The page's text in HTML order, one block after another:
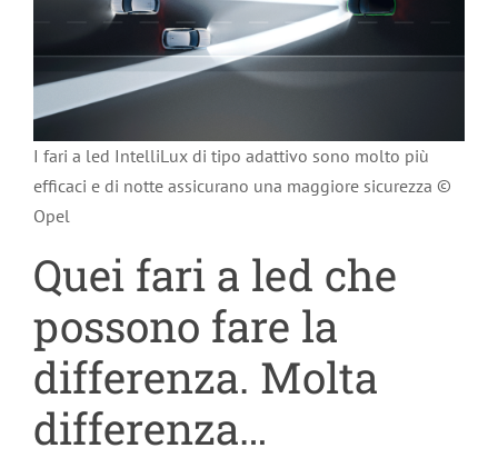
I fari a led IntelliLux di tipo adattivo sono molto più
efficaci e di notte assicurano una maggiore sicurezza ©
Opel
Quei fari a led che
possono fare la
differenza. Molta
differenza…